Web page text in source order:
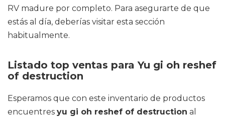
RV madure por completo. Para asegurarte de que
estás al día, deberías visitar esta sección
habitualmente.
Listado top ventas para Yu gi oh reshef
of destruction
Esperamos que con este inventario de productos
encuentres yu gi oh reshef of destruction al